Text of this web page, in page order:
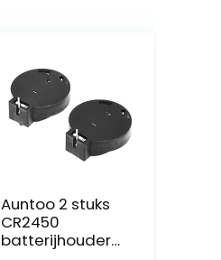
Auntoo 2 stuks
CR2450
batterijhouder